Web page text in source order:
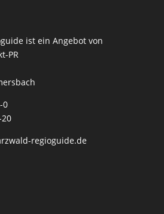
ist ein Angebot von
PR
0
regioguide.de